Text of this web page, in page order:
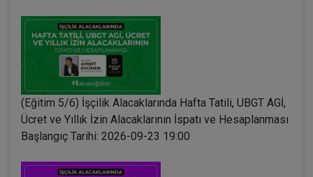
(Eğitim 5/6) İşçilik Alacaklarında Hafta Tatili, UBGT AGİ,
Ücret ve Yıllık İzin Alacaklarının İspatı ve Hesaplanması
Başlangıç Tarihi: 2026-09-23 19:00